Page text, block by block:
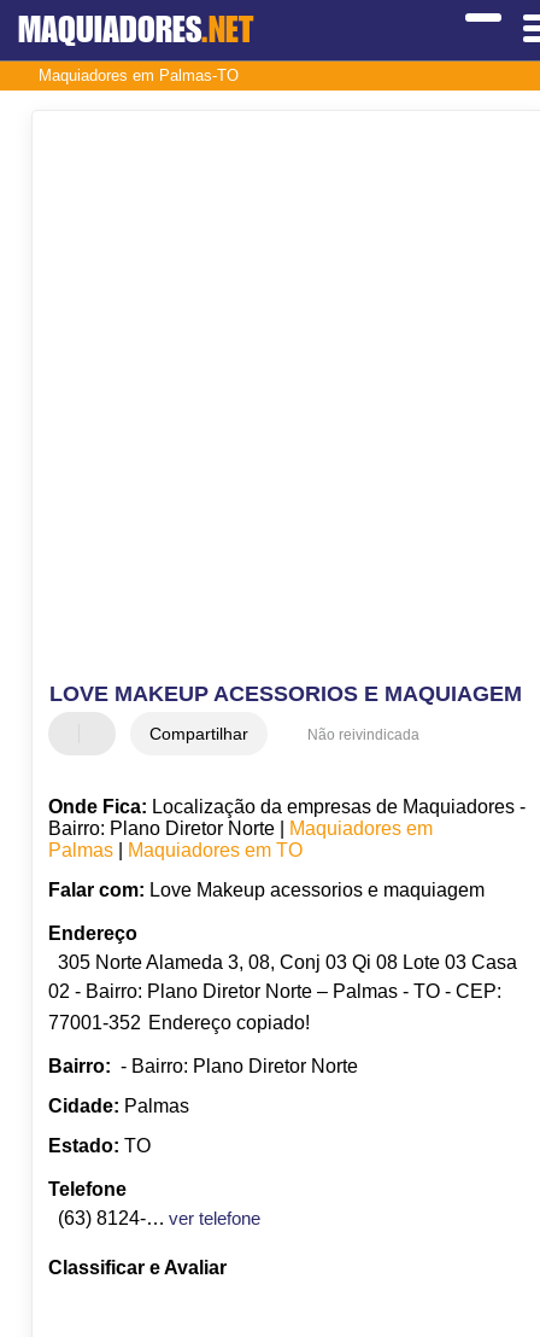
MAQUIADORES.NET
Maquiadores em Palmas-TO
LOVE MAKEUP ACESSORIOS E MAQUIAGEM
Compartilhar Não reivindicada
Onde Fica: Localização da empresas de Maquiadores -
Bairro: Plano Diretor Norte |
Maquiadores em
Palmas|
Maquiadores em TO
Falar com: Love Makeup acessorios e maquiagem
Endereço
305 Norte Alameda 3, 08, Conj 03 Qi 08 Lote 03 Casa
02 - Bairro: Plano Diretor Norte – Palmas - TO - CEP:
77001-352 Endereço copiado!
Bairro: - Bairro: Plano Diretor Norte
Cidade: Palmas
Estado: TO
Telefone
(63) 8124-2388
ver telefone
Classificar e Avaliar